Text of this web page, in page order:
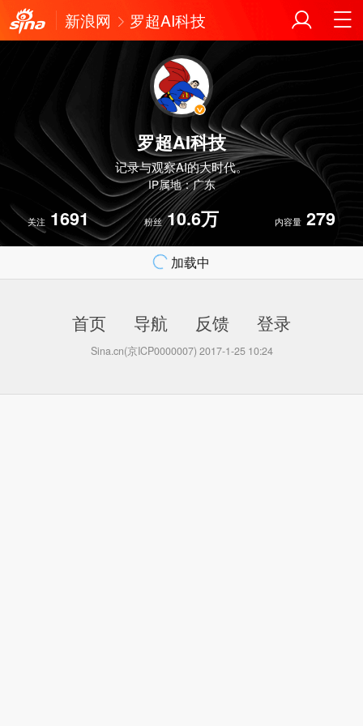
新浪网 罗超AI科技
罗超AI科技
记录与观察AI的大时代。
IP属地：广东
关注 1691 粉丝 10.6万 内容量 279
加载中
首页 导航 反馈 登录
Sina.cn(京ICP0000007) 2017-1-25 10:24